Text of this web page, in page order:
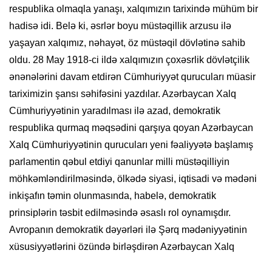
respublika olmaqla yanaşı, xalqımızın tarixində mühüm bir
hadisə idi. Belə ki, əsrlər boyu müstəqillik arzusu ilə
yaşayan xalqımız, nəhayət, öz müstəqil dövlətinə sahib
oldu. 28 May 1918-ci ildə xalqımızın çoxəsrlik dövlətçilik
ənənələrini davam etdirən Cümhuriyyət qurucuları müasir
tariximizin şansı səhifəsini yazdılar. Azərbaycan Xalq
Cümhuriyyətinin yaradılması ilə azad, demokratik
respublika qurmaq məqsədini qarşıya qoyan Azərbaycan
Xalq Cümhuriyyətinin qurucuları yeni fəaliyyətə başlamış
parlamentin qəbul etdiyi qanunlar milli müstəqilliyin
möhkəmləndirilməsində, ölkədə siyasi, iqtisadi və mədəni
inkişafın təmin olunmasında, habelə, demokratik
prinsiplərin təsbit edilməsində əsaslı rol oynamışdır.
Avropanın demokratik dəyərləri ilə Şərq mədəniyyətinin
xüsusiyyətlərini özündə birləşdirən Azərbaycan Xalq